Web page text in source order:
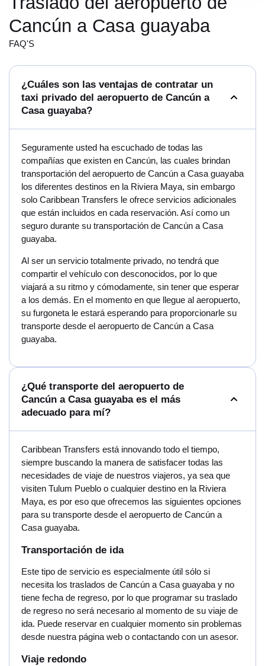
Cancún a Casa guayaba
FAQ'S
¿Cuáles son las ventajas de contratar un
taxi privado del aeropuerto de Cancún a
Casa guayaba?
Seguramente usted ha escuchado de todas las
compañías que existen en Cancún, las cuales brindan
transportación del aeropuerto de Cancún a Casa guayaba
los diferentes destinos en la Riviera Maya, sin embargo
solo Caribbean Transfers le ofrece servicios adicionales
que están incluidos en cada reservación. Así como un
seguro durante su transportación de Cancún a Casa
guayaba.
Al ser un servicio totalmente privado, no tendrá que
compartir el vehículo con desconocidos, por lo que
viajará a su ritmo y cómodamente, sin tener que esperar
a los demás. En el momento en que llegue al aeropuerto,
su furgoneta le estará esperando para proporcionarle su
transporte desde el aeropuerto de Cancún a Casa
guayaba.
¿Qué transporte del aeropuerto de
Cancún a Casa guayaba es el más
adecuado para mí?
Caribbean Transfers está innovando todo el tiempo,
siempre buscando la manera de satisfacer todas las
necesidades de viaje de nuestros viajeros, ya sea que
visiten Tulum Pueblo o cualquier destino en la Riviera
Maya, es por eso que ofrecemos las siguientes opciones
para su transporte desde el aeropuerto de Cancún a
Casa guayaba.
Transportación de ida
Este tipo de servicio es especialmente útil sólo si
necesita los traslados de Cancún a Casa guayaba y no
tiene fecha de regreso, por lo que programar su traslado
de regreso no será necesario al momento de su viaje de
ida. Puede reservar en cualquier momento sin problemas
desde nuestra página web o contactando con un asesor.
Viaje redondo